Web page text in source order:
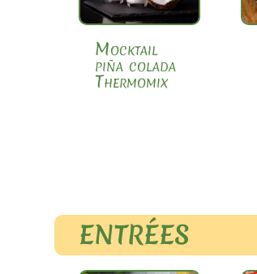
Mocktail
piña colada
Thermomix
ENTRÉES